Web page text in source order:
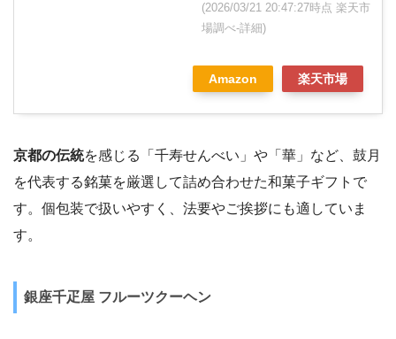
(2026/03/21 20:47:27時点 楽天市
場調べ-詳細)
Amazon 楽天市場
京都の伝統を感じる「千寿せんべい」や「華」など、鼓月
を代表する銘菓を厳選して詰め合わせた和菓子ギフトで
す。個包装で扱いやすく、法要やご挨拶にも適していま
す。
銀座千疋屋 フルーツクーヘン